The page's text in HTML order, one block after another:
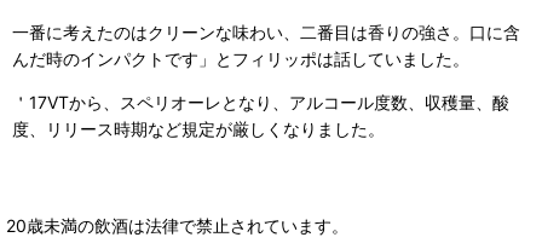
一番に考えたのはクリーンな味わい、二番目は香りの強さ。口に含
んだ時のインパクトです」とフィリッポは話していました。
＇17VTから、スペリオーレとなり、アルコール度数、収穫量、酸
度、リリース時期など規定が厳しくなりました。
20歳未満の飲酒は法律で禁止されています。